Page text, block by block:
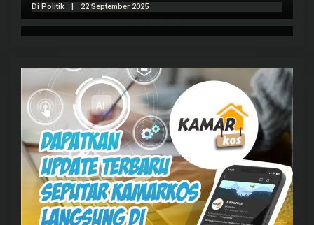
Di Politik 22 September 2025